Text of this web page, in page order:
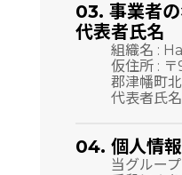
03. 事業者
代表者氏名
組織名 :
仮住所 :
郡津幡町
代表者氏
04. 個人情
当グルー